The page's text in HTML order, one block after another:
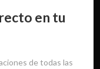
en tu
de todas las